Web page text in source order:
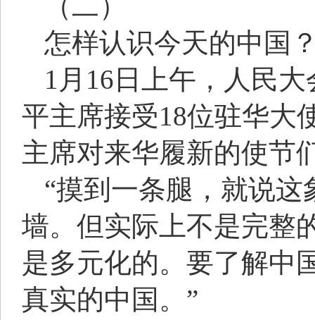
怎样认识今天的中国
1月16日上午，人民
平主席接受18位驻华大
主席对来华履新的使节
“摸到一条腿，就说
墙。但实际上不是完整
是多元化的。要了解中
真实的中国。”